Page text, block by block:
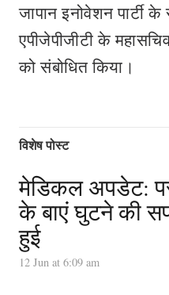
जापान इनोवेशन पार्टी के
एपीजेपीजीटी के
को संबोधित किया।
विशेष पोस्ट
मेडिकल अपडेट:
के बाएं घुटने की
हुई
12 Jun at 6:09 am